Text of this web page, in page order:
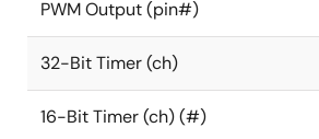
PWM Output (pin#)
32-Bit Timer (ch)
16-Bit Timer (ch) (#)